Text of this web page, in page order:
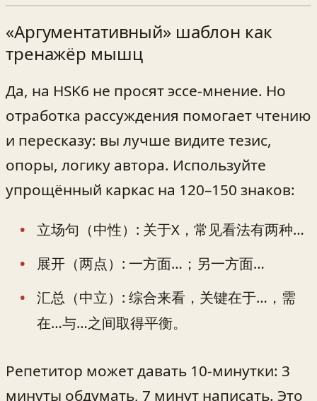
«Аргументативный» шаблон как
тренажёр мышц
Да, на HSK6 не просят эссе‑мнение. Но
отработка рассуждения помогает чтению
и пересказу: вы лучше видите тезис,
опоры, логику автора. Используйте
упрощённый каркас на 120–150 знаков:
立场句（中性）: 关于X，常见看法有两种…
展开（两点）: 一方面…；另一方面…
汇总（中立）: 综合来看，关键在于…，需
在…与…之间取得平衡。
Репетитор может давать 10‑минутки: 3
минуты обдумать, 7 минут написать. Это